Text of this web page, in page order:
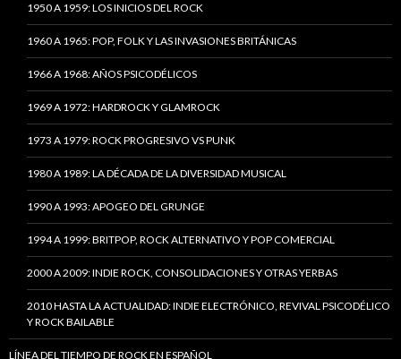
1950 A 1959: LOS INICIOS DEL ROCK
1960 A 1965: POP, FOLK Y LAS INVASIONES BRITÁNICAS
1966 A 1968: AÑOS PSICODÉLICOS
1969 A 1972: HARDROCK Y GLAMROCK
1973 A 1979: ROCK PROGRESIVO VS PUNK
1980 A 1989: LA DÉCADA DE LA DIVERSIDAD MUSICAL
1990 A 1993: APOGEO DEL GRUNGE
1994 A 1999: BRITPOP, ROCK ALTERNATIVO Y POP COMERCIAL
2000 A 2009: INDIE ROCK, CONSOLIDACIONES Y OTRAS YERBAS
2010 HASTA LA ACTUALIDAD: INDIE ELECTRÓNICO, REVIVAL PSICODÉLICO
Y ROCK BAILABLE
LÍNEA DEL TIEMPO DE ROCK EN ESPAÑOL